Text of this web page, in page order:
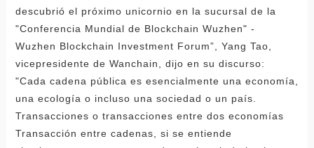
descubrió el próximo unicornio en la sucursal de la
"Conferencia Mundial de Blockchain Wuzhen" -
Wuzhen Blockchain Investment Forum”, Yang Tao,
vicepresidente de Wanchain, dijo en su discurso:
"Cada cadena pública es esencialmente una economía,
una ecología o incluso una sociedad o un país.
Transacciones o transacciones entre dos economías
Transacción entre cadenas, si se entiende